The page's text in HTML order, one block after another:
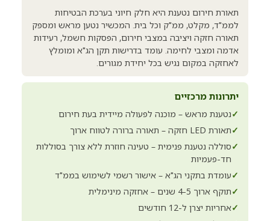
תאורת חירום נטענת היא חלק חיוני בערכת הבטיחות
לממ"ד, מקלט, ממ"ק וכל בית. המכשיר נטען מראש ומספק
תאורה חזקה ויציבה במצבי חירום, הפסקות חשמל, רעידות
אדמה ומצבי לחימה. עומד בדרישות תקן הג"א ומומלץ
לאחזקה במקום נגיש בכל יחידת מגורים.
יתרונות מרכזיים
✓נטענת מראש – מוכנה לפעולה מיידית בעת חירום
✓תאורת LED חזקה – תאורה ברורה לטווח ארוך
✓סוללה נטענת פנימית – טעינה חוזרת ללא צורך בסוללות
חד-פעמיות
✓עומדת בתקני הג"א – אישור רשמי לשימוש בממ"ד
✓תוקף ארוך 4-5 שנים – אחזקה מינימלית
✓אחריות יצרן ל-12 חודשים